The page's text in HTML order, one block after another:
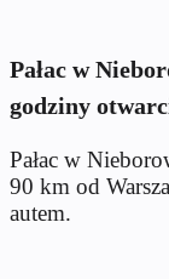
Pałac w
godziny
Pałac w
90 km od
autem.